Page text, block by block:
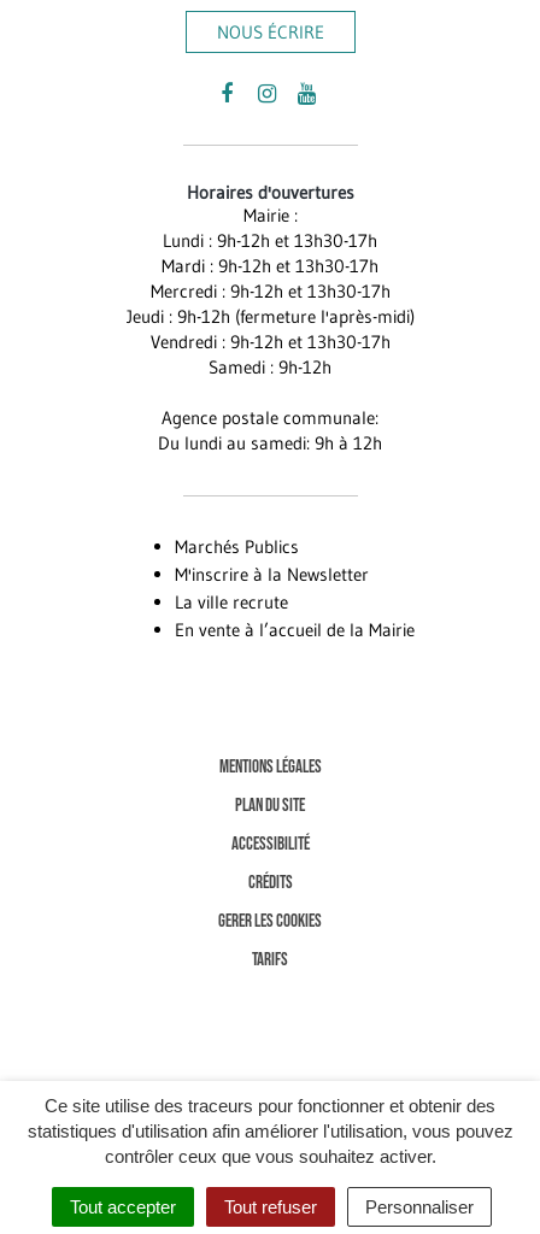
Ce site utilise des traceurs pour fonctionner et obtenir des
statistiques d'utilisation afin améliorer l'utilisation, vous pouvez
contrôler ceux que vous souhaitez activer.
Tout accepter Tout refuser Personnaliser
NOUS ÉCRIRE
Lien
compte
Facebook
Lien
compte
Instagram
Lien
chaîne
Youtube
Horaires d'ouvertures
Mairie :
Lundi : 9h-12h et 13h30-17h
Mardi : 9h-12h et 13h30-17h
Mercredi : 9h-12h et 13h30-17h
Jeudi : 9h-12h (fermeture l'après-midi)
Vendredi : 9h-12h et 13h30-17h
Samedi : 9h-12h
Agence postale communale:
Du lundi au samedi: 9h à 12h
Marchés Publics
M'inscrire à la Newsletter
La ville recrute
En vente à l’accueil de la Mairie
MENTIONS LÉGALES
PLAN DU SITE
ACCESSIBILITÉ
CRÉDITS
GERER LES COOKIES
TARIFS